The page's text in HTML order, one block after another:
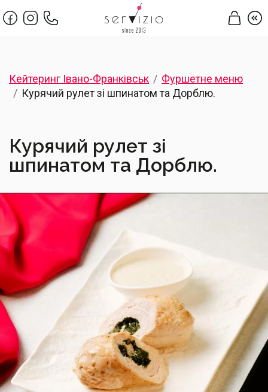
Кейтеринг Івано-Франківськ
Фуршетне меню
Курячий рулет зі шпинатом та Дорблю.
Курячий рулет зі
шпинатом та Дорблю.